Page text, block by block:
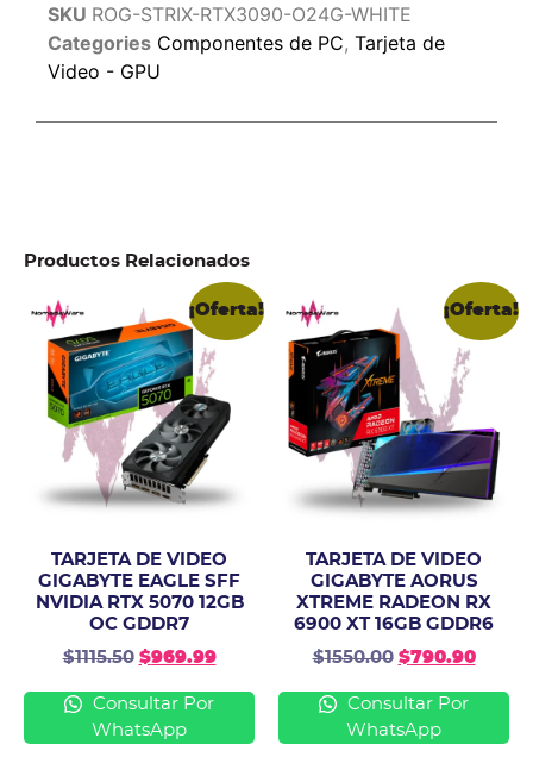
SKU ROG-STRIX-RTX3090-O24G-WHITE
Categories Componentes de PC, Tarjeta de
Video - GPU
Productos Relacionados
¡Oferta!
TARJETA DE VIDEO
GIGABYTE EAGLE SFF
NVIDIA RTX 5070 12GB
OC GDDR7
$1115.50 $969.99
Consultar Por
WhatsApp
¡Oferta!
TARJETA DE VIDEO
GIGABYTE AORUS
XTREME RADEON RX
6900 XT 16GB GDDR6
$1550.00 $790.90
Consultar Por
WhatsApp